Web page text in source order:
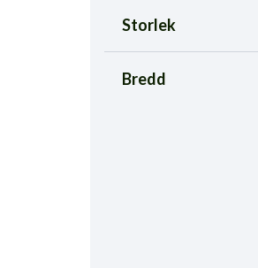
Storlek
Bredd